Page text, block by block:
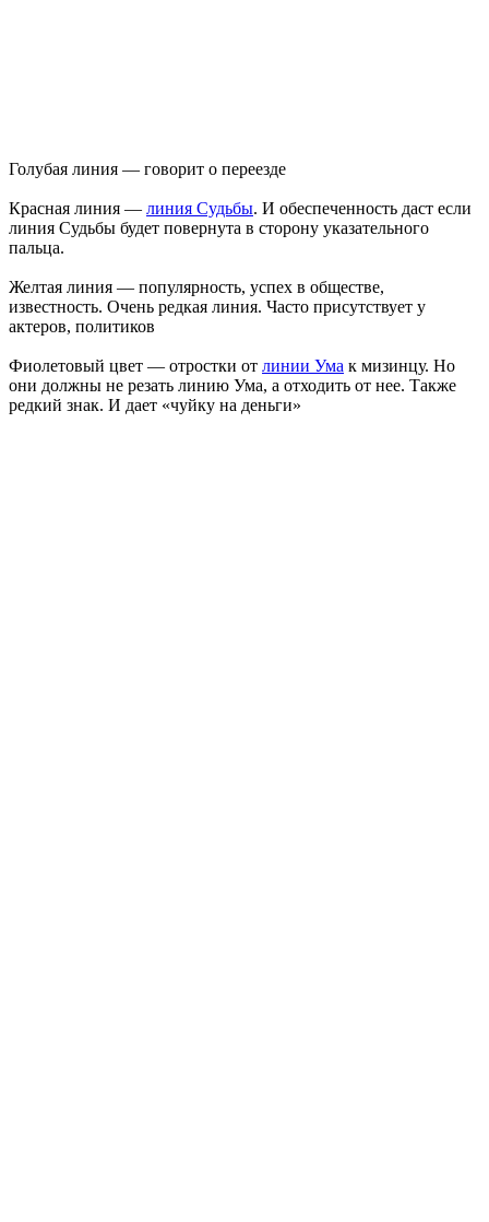
Голубая линия — говорит о переезде
Красная линия — линия Судьбы. И обеспеченность даст если
линия Судьбы будет повернута в сторону указательного
пальца.
Желтая линия — популярность, успех в обществе,
известность. Очень редкая линия. Часто присутствует у
актеров, политиков
Фиолетовый цвет — отростки от линии Ума к мизинцу. Но
они должны не резать линию Ума, а отходить от нее. Также
редкий знак. И дает «чуйку на деньги»